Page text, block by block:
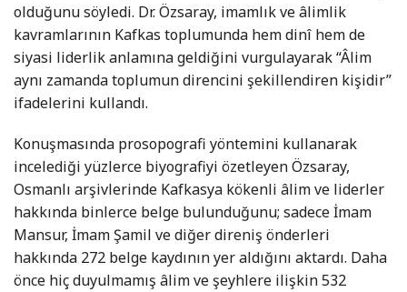
olduğunu söyledi. Dr. Özsaray, imamlık ve âlimlik
kavramlarının Kafkas toplumunda hem dinî hem de
siyasi liderlik anlamına geldiğini vurgulayarak “Âlim
aynı zamanda toplumun direncini şekillendiren kişidir”
ifadelerini kullandı.
Konuşmasında prosopografi yöntemini kullanarak
incelediği yüzlerce biyografiyi özetleyen Özsaray,
Osmanlı arşivlerinde Kafkasya kökenli âlim ve liderler
hakkında binlerce belge bulunduğunu; sadece İmam
Mansur, İmam Şamil ve diğer direniş önderleri
hakkında 272 belge kaydının yer aldığını aktardı. Daha
önce hiç duyulmamış âlim ve şeyhlere ilişkin 532